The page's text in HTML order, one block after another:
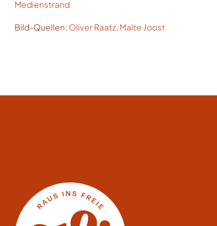
Medienstrand
Bild-Quellen: Oliver Raatz, Malte Joost